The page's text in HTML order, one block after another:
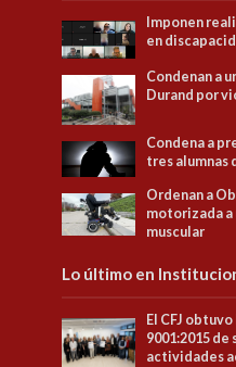
Imponen
en
Condenan a
Durand por
Condena a
tres alumnas
Ordenan a
motorizada a
muscular
Lo último en
El CFJ
9001:2015
actividades